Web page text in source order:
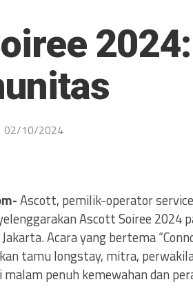
02/10/2024
Ascott, pemilik-operator
Ascott Soiree 2024
Acara yang bertema
tamu longstay, mitra,
penuh kemewahan dan